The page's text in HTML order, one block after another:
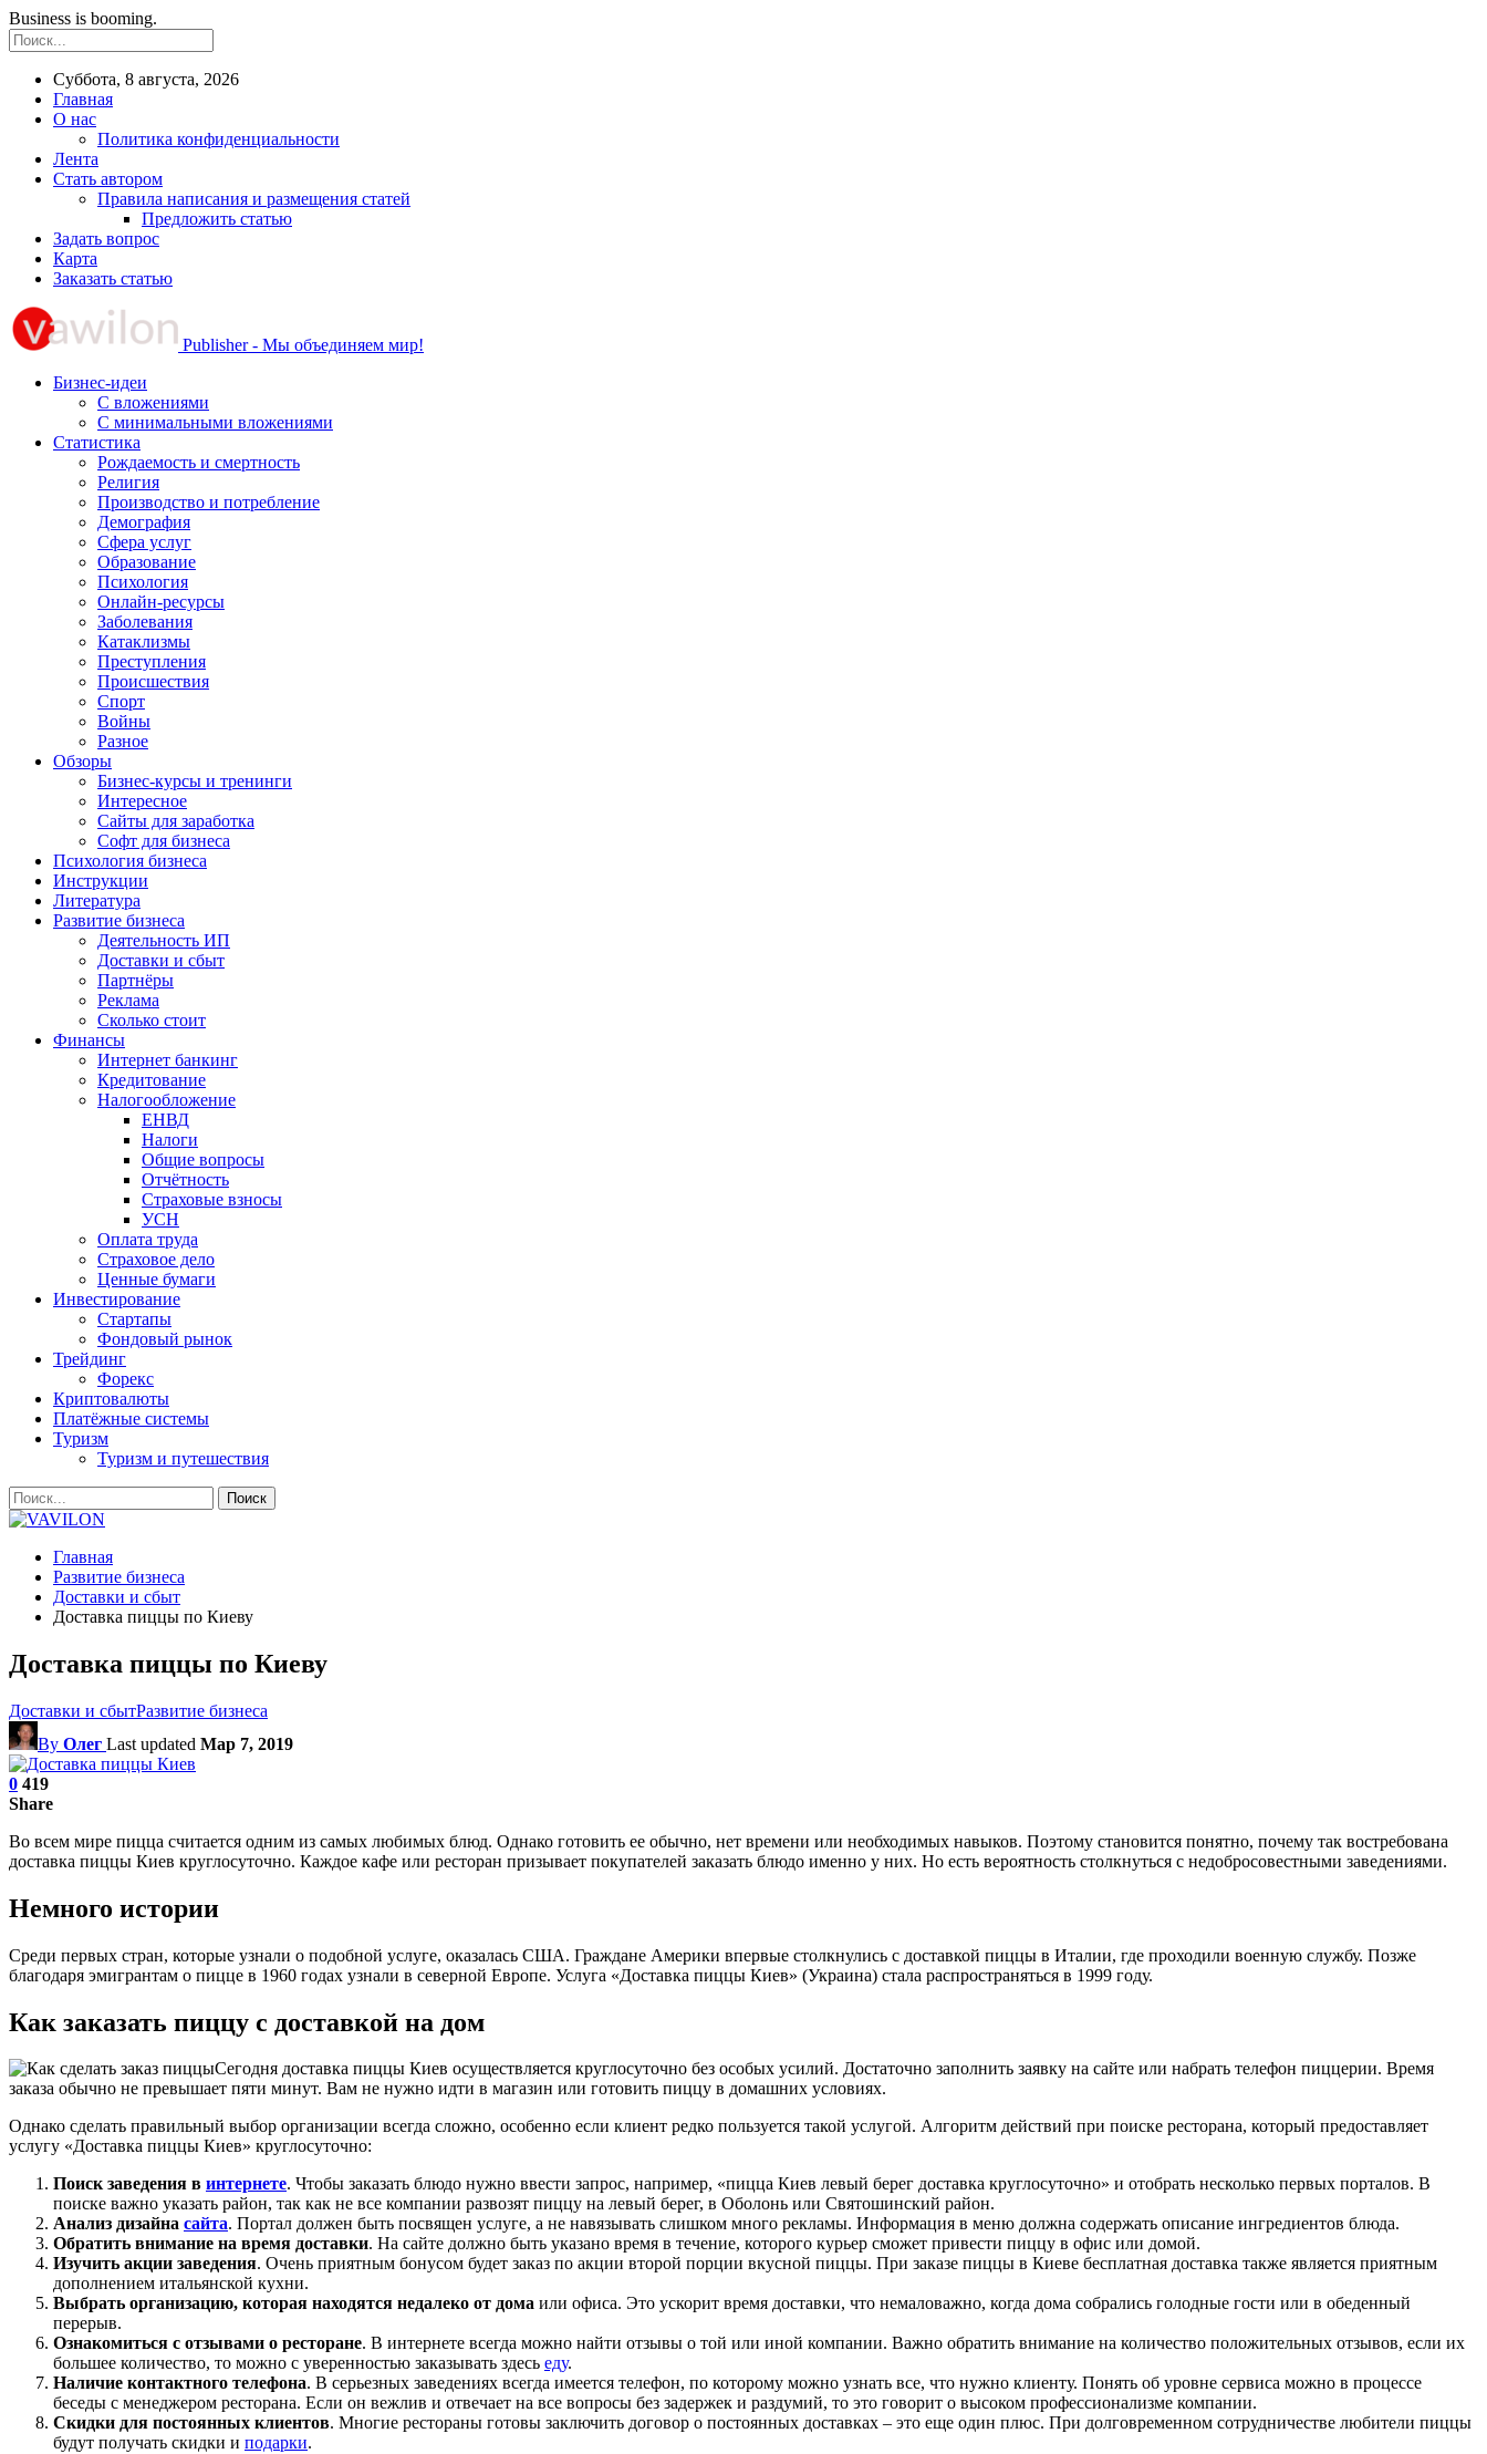
Business is booming.
Суббота, 8 августа, 2026
Главная
О нас
Политика конфиденциальности
Лента
Стать автором
Правила написания и размещения статей
Предложить статью
Задать вопрос
Карта
Заказать статью
Publisher - Мы объединяем мир!
Бизнес-идеи
С вложениями
С минимальными вложениями
Статистика
Рождаемость и смертность
Религия
Производство и потребление
Демография
Сфера услуг
Образование
Психология
Онлайн-ресурсы
Заболевания
Катаклизмы
Преступления
Происшествия
Спорт
Войны
Разное
Обзоры
Бизнес-курсы и тренинги
Интересное
Сайты для заработка
Софт для бизнеса
Психология бизнеса
Инструкции
Литература
Развитие бизнеса
Деятельность ИП
Доставки и сбыт
Партнёры
Реклама
Сколько стоит
Финансы
Интернет банкинг
Кредитование
Налогообложение
ЕНВД
Налоги
Общие вопросы
Отчётность
Страховые взносы
УСН
Оплата труда
Страховое дело
Ценные бумаги
Инвестирование
Стартапы
Фондовый рынок
Трейдинг
Форекс
Криптовалюты
Платёжные системы
Туризм
Туризм и путешествия
Главная
Развитие бизнеса
Доставки и сбыт
Доставка пиццы по Киеву
Доставка пиццы по Киеву
Доставки и сбытРазвитие бизнеса
By Олег Last updated Мар 7, 2019
0 419
Share
Во всем мире пицца считается одним из самых любимых блюд. Однако готовить ее обычно, нет времени или необходимых навыков. Поэтому становится понятно, почему так востребована
доставка пиццы Киев круглосуточно. Каждое кафе или ресторан призывает покупателей заказать блюдо именно у них. Но есть вероятность столкнуться с недобросовестными заведениями.
Немного истории
Среди первых стран, которые узнали о подобной услуге, оказалась США. Граждане Америки впервые столкнулись с доставкой пиццы в Италии, где проходили военную службу. Позже
благодаря эмигрантам о пицце в 1960 годах узнали в северной Европе. Услуга «Доставка пиццы Киев» (Украина) стала распространяться в 1999 году.
Как заказать пиццу с доставкой на дом
Сегодня доставка пиццы Киев осуществляется круглосуточно без особых усилий. Достаточно заполнить заявку на сайте или набрать телефон пиццерии. Время
заказа обычно не превышает пяти минут. Вам не нужно идти в магазин или готовить пиццу в домашних условиях.
Однако сделать правильный выбор организации всегда сложно, особенно если клиент редко пользуется такой услугой. Алгоритм действий при поиске ресторана, который предоставляет
услугу «Доставка пиццы Киев» круглосуточно:
Поиск заведения в интернете. Чтобы заказать блюдо нужно ввести запрос, например, «пицца Киев левый берег доставка круглосуточно» и отобрать несколько первых порталов. В
поиске важно указать район, так как не все компании развозят пиццу на левый берег, в Оболонь или Святошинский район.
Анализ дизайна сайта. Портал должен быть посвящен услуге, а не навязывать слишком много рекламы. Информация в меню должна содержать описание ингредиентов блюда.
Обратить внимание на время доставки. На сайте должно быть указано время в течение, которого курьер сможет привести пиццу в офис или домой.
Изучить акции заведения. Очень приятным бонусом будет заказ по акции второй порции вкусной пиццы. При заказе пиццы в Киеве бесплатная доставка также является приятным
дополнением итальянской кухни.
Выбрать организацию, которая находятся недалеко от дома или офиса. Это ускорит время доставки, что немаловажно, когда дома собрались голодные гости или в обеденный
перерыв.
Ознакомиться с отзывами о ресторане. В интернете всегда можно найти отзывы о той или иной компании. Важно обратить внимание на количество положительных отзывов, если их
большее количество, то можно с уверенностью заказывать здесь еду.
Наличие контактного телефона. В серьезных заведениях всегда имеется телефон, по которому можно узнать все, что нужно клиенту. Понять об уровне сервиса можно в процессе
беседы с менеджером ресторана. Если он вежлив и отвечает на все вопросы без задержек и раздумий, то это говорит о высоком профессионализме компании.
Скидки для постоянных клиентов. Многие рестораны готовы заключить договор о постоянных доставках – это еще один плюс. При долговременном сотрудничестве любители пиццы
будут получать скидки и подарки.